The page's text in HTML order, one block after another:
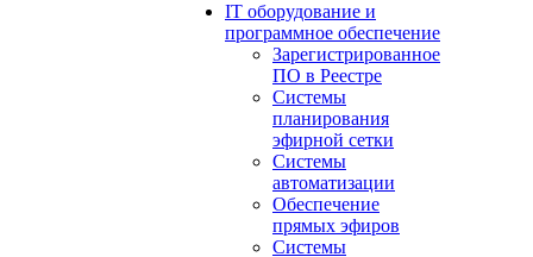
IT оборудование и
программное обеспечение
Зарегистрированное
ПО в Реестре
Системы
планирования
эфирной сетки
Системы
автоматизации
Обеспечение
прямых эфиров
Системы